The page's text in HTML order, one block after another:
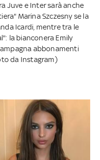
Juve e Inter sarà anche
Marina Szczesny se la
Icardi, mentre tra le
la bianconera Emily
abbonamenti
da Instagram)